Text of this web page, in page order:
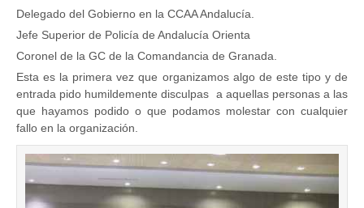
Delegado del Gobierno en la CCAA Andalucía.
Jefe Superior de Policía de Andalucía Orienta
Coronel de la GC de la Comandancia de Granada.
Esta es la primera vez que organizamos algo de este tipo y de
entrada pido humildemente disculpas a aquellas personas a las
que hayamos podido o que podamos molestar con cualquier
fallo en la organización.